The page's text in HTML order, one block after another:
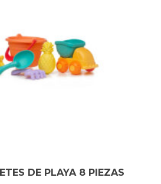
DE PLAYA 8 PIEZAS